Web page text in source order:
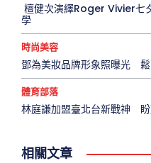
檀健次演繹Roger Vivier七
學
時尚美容
鄧為美妝品牌形象照曝光
體育部落
林庭謙加盟臺北台新戰神
相關文章